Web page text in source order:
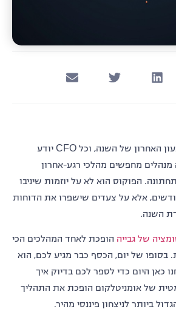
אנחנו בעיצומו של הרבעון האחרון של השנה, וכל CFO יודע
מחפשים מהלכי רגע-אחרון
הפוקוס הוא לא על יוזמות שיניבו
אלא על צעדים שישפרו את הדוחות
השנה.
של גבייההופכת לאחד המהלכים הכי
בסופו של יום, הכסף כבר מגיע לכם, הוא
כאן היום כדי לספר לכם בדיוק איך
של אומניטלקום הופכת את התהליך
ביותר לניצחון פיננסי מהיר.